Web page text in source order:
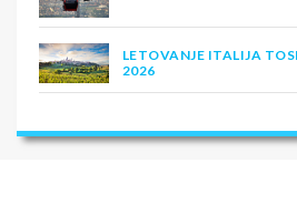
LETOVANJE ITALIJA
2026